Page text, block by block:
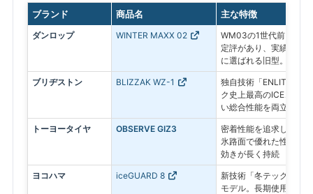
ブランド 商品名 主な特徴
ダンロップ WINTER MAXX 02
WM03の1世代前。氷上
定評があり、実績ある
に選ばれる旧型。
ブリヂストン BLIZZAK WZ-1
独自技術「ENLITEN」
ク史上最高のICEコント
い総合性能を両立した
トーヨータイヤ OBSERVE GIZ3
密着性能を追求したプ
氷路面で優れた性能を
効きが長く持続
ヨコハマ iceGUARD 8
新技術「冬テック」で
モデル。長期使用後も